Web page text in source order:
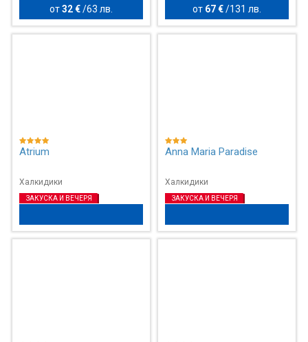
от32 € /63 лв. от 67 €/ 131 лв.
Atrium
Халкидики
ЗАКУСКА И ВЕЧЕРЯ
Anna Maria Paradise
Халкидики
ЗАКУСКА И ВЕЧЕРЯ